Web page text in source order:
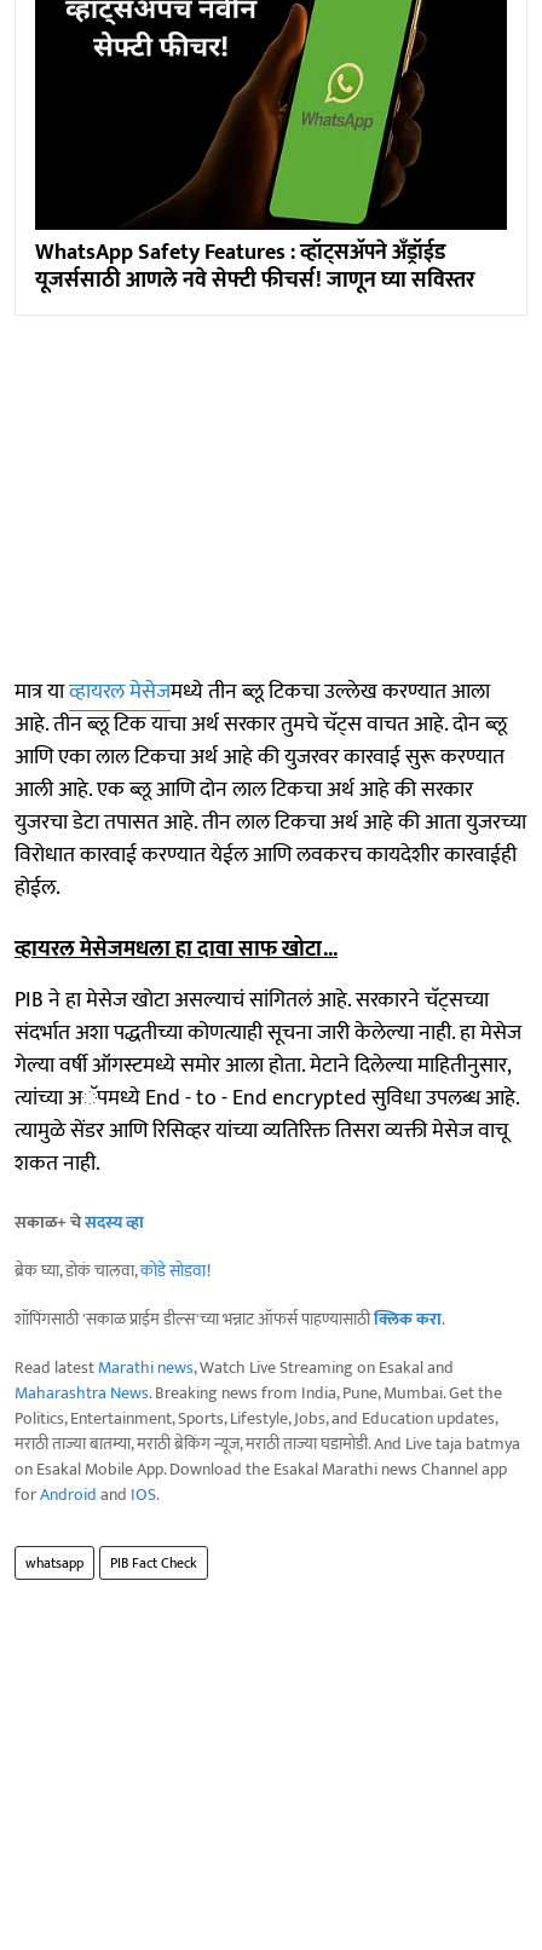
WhatsApp Safety Features : व्हॉट्सअ‍ॅपने अँड्रॉईड
यूजर्ससाठी आणले नवे सेफ्टी फीचर्स! जाणून घ्या सविस्तर
मात्र याव्हायरल मेसेजमध्ये तीन ब्लू टिकचा उल्लेख करण्यात आला
आहे. तीन ब्लू टिक याचा अर्थ सरकार तुमचे चॅट्स वाचत आहे. दोन ब्लू
आणि एका लाल टिकचा अर्थ आहे की युजरवर कारवाई सुरू करण्यात
आली आहे. एक ब्लू आणि दोन लाल टिकचा अर्थ आहे की सरकार
युजरचा डेटा तपासत आहे. तीन लाल टिकचा अर्थ आहे की आता युजरच्या
विरोधात कारवाई करण्यात येईल आणि लवकरच कायदेशीर कारवाईही
होईल.
व्हायरल मेसेजमधला हा दावा साफ खोटा...
PIB ने हा मेसेज खोटा असल्याचं सांगितलं आहे. सरकारने चॅट्सच्या
संदर्भात अशा पद्धतीच्या कोणत्याही सूचना जारी केलेल्या नाही. हा मेसेज
गेल्या वर्षी ऑगस्टमध्ये समोर आला होता. मेटाने दिलेल्या माहितीनुसार,
त्यांच्या अॅपमध्ये End - to - End encrypted सुविधा उपलब्ध आहे.
त्यामुळे सेंडर आणि रिसिव्हर यांच्या व्यतिरिक्त तिसरा व्यक्ती मेसेज वाचू
शकत नाही.
सकाळ+ चेसदस्य व्हा
ब्रेक घ्या, डोकं चालवा,कोडे सोडवा!
शॉपिंगसाठी 'सकाळ प्राईम डील्स'च्या भन्नाट ऑफर्स पाहण्यासाठीक्लिक करा.
Read latestMarathi news, Watch Live Streaming on Esakal and
Maharashtra News. Breaking news from India, Pune, Mumbai. Get the
Politics, Entertainment, Sports, Lifestyle, Jobs, and Education updates,
मराठी ताज्या बातम्या, मराठी ब्रेकिंग न्यूज, मराठी ताज्या घडामोडी. And Live taja batmya
on Esakal Mobile App. Download the Esakal Marathi news Channel app
forAndroidand IOS.
whatsapp PIB Fact Check